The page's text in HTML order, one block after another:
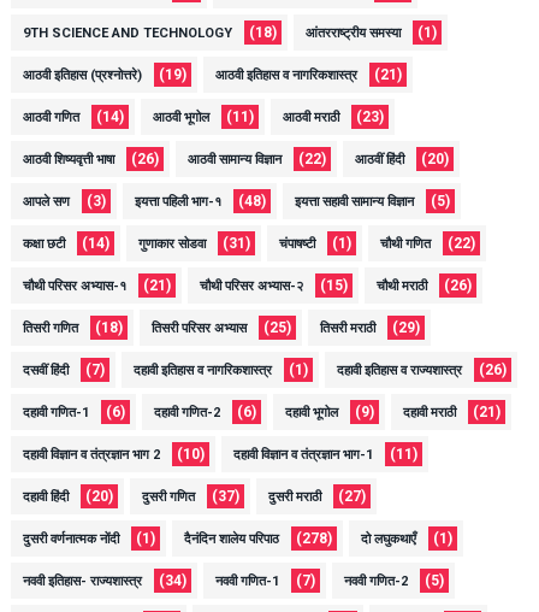
9TH SCIENCE AND TECHNOLOGY (18) आंतरराष्ट्रीय समस्या (1)
आठवी इतिहास (प्रश्नोत्तरे) (19) आठवी इतिहास व नागरिकशास्त्र (21)
आठवी गणित (14) आठवी भूगोल (11) आठवी मराठी (23)
आठवी शिष्यवृत्ती भाषा (26) आठवी सामान्य विज्ञान (22) आठवीं हिंदी (20)
आपले सण (3) इयत्ता पहिली भाग-१ (48) इयत्ता सहावी सामान्य विज्ञान (5)
कक्षा छटी (14) गुणाकार सोडवा (31) चंपाषष्टी (1) चौथी गणित (22)
चौथी परिसर अभ्यास-१ (21) चौथी परिसर अभ्यास-२ (15) चौथी मराठी (26)
तिसरी गणित (18) तिसरी परिसर अभ्यास (25) तिसरी मराठी (29)
दसवीं हिंदी (7) दहावी इतिहास व नागरिकशास्त्र (1) दहावी इतिहास व राज्यशास्त्र (26)
दहावी गणित-1 (6) दहावी गणित-2 (6) दहावी भूगोल (9) दहावी मराठी (21)
दहावी विज्ञान व तंत्रज्ञान भाग 2 (10) दहावी विज्ञान व तंत्रज्ञान भाग-1 (11)
दहावी हिंदी (20) दुसरी गणित (37) दुसरी मराठी (27)
दुसरी वर्णनात्मक नोंदी (1) दैनंदिन शालेय परिपाठ (278) दो लघुकथाएँ (1)
नववी इतिहास- राज्यशास्त्र (34) नववी गणित-1 (7) नववी गणित-2 (5)